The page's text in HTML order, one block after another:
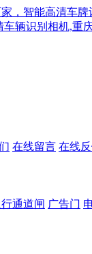
在线留言 在线
行通道闸 广告门